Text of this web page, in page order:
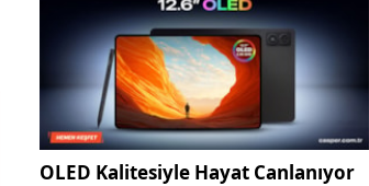
OLED Kalitesiyle Hayat Canlanıyor